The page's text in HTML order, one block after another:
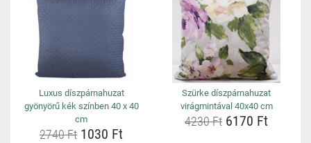
Luxus díszpárnahuzat
gyönyörű kék színben 40 x 40
cm
2740 Ft 1030 Ft
Szürke díszpárnahuzat
virágmintával 40x40 cm
4230 Ft 6170 Ft